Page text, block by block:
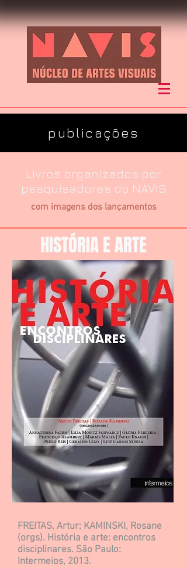
publicações
Livros organizados por
pesquisadores do NAVIS
com imagens dos lançamentos
HISTÓRIA E ARTE
FREITAS, Artur; KAMINSKI, Rosane
(orgs). História e arte: encontros
disciplinares. São Paulo:
Intermeios, 2013.